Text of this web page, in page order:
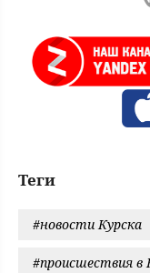
Теги
#новости Курска
#происшествия в